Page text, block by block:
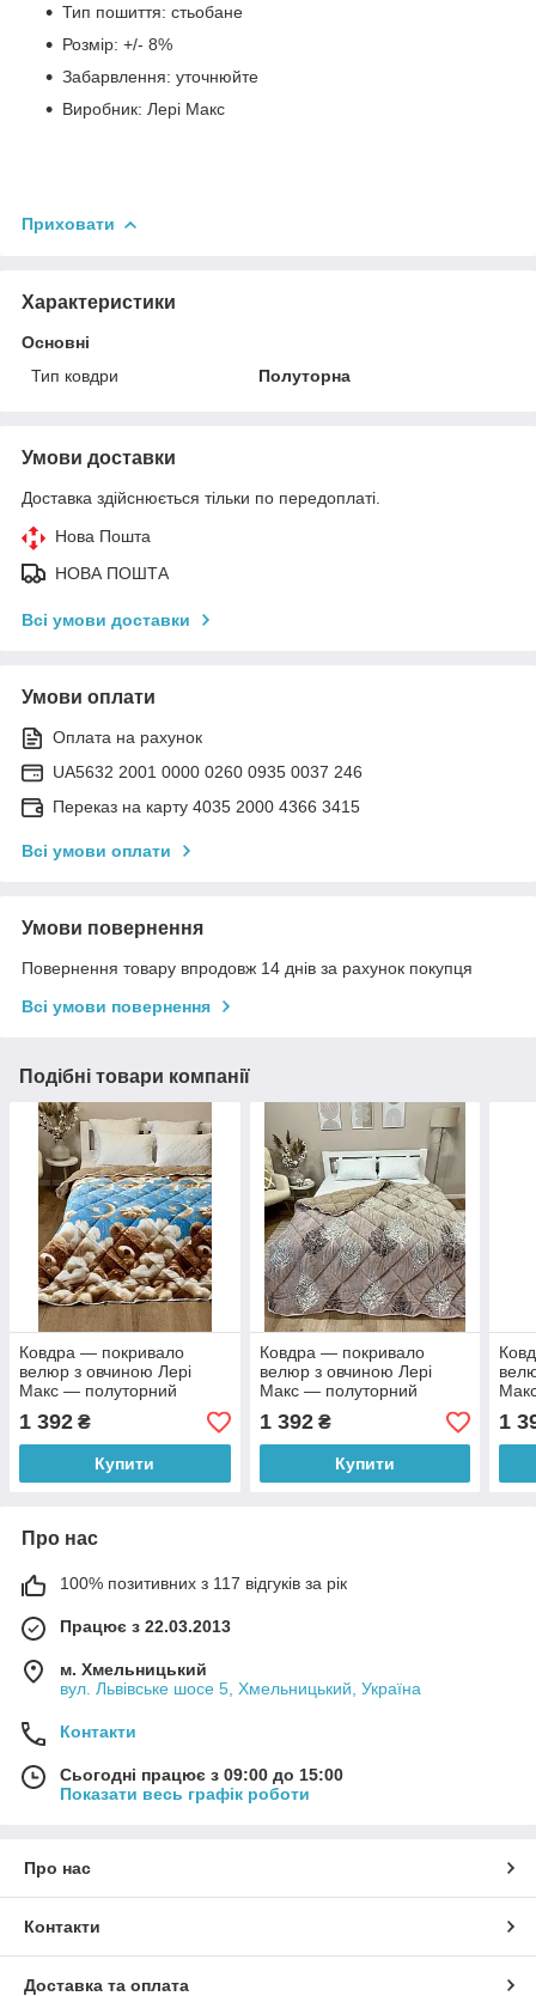
Тип пошиття: стьобане
Розмір: +/- 8%
Забарвлення: уточнюйте
Виробник: Лері Макс
Приховати
Характеристики
Основні
Тип ковдри
Полуторна
Умови доставки
Доставка здійснюється тільки по передоплаті.
Нова Пошта
НОВА ПОШТА
Всі умови доставки
Умови оплати
Оплата на рахунок
UA5632 2001 0000 0260 0935 0037 246
Переказ на карту 4035 2000 4366 3415
Всі умови оплати
Умови повернення
Повернення товару впродовж 14 днів за рахунок покупця
Всі умови повернення
Подібні товари компанії
Ковдра — покривало
велюр з овчиною Лері
Макс — полуторний
розмір 150*210
1 392 ₴
Купити
Ковдра — покривало
велюр з овчиною Лері
Макс — полуторний
розмір 150*210
1 392₴
Купити
1
Про нас
100% позитивних з 117 відгуків за рік
Працює з 22.03.2013
м. Хмельницький
вул. Львівське шосе 5, Хмельницький, Україна
Контакти
Сьогодні працює з 09:00 до 15:00
Показати весь графік роботи
Про нас
Контакти
Доставка та оплата